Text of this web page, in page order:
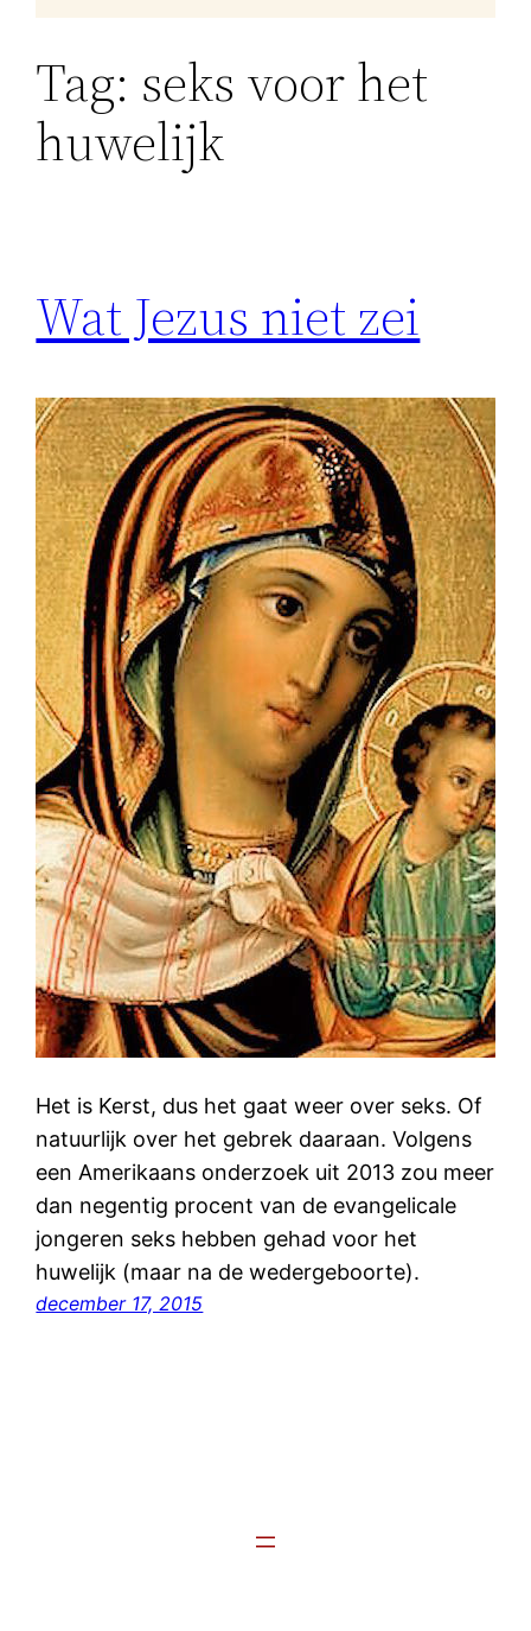
Tag: seks voor het
huwelijk
Wat Jezus niet zei
Het is Kerst, dus het gaat weer over seks. Of
natuurlijk over het gebrek daaraan. Volgens
een Amerikaans onderzoek uit 2013 zou meer
dan negentig procent van de evangelicale
jongeren seks hebben gehad voor het
huwelijk (maar na de wedergeboorte).
december 17, 2015